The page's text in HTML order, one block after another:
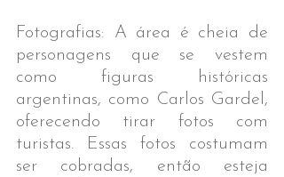
Fotografias: A área é cheia de
personagens que se vestem
como figuras históricas
argentinas, como Carlos Gardel,
oferecendo tirar fotos com
turistas. Essas fotos costumam
ser cobradas, então esteja